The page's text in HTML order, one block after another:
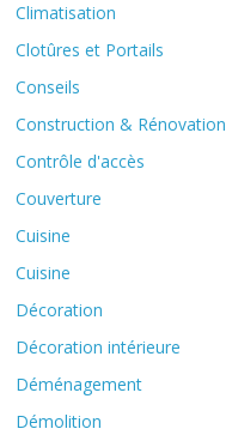
Climatisation
Clotûres et Portails
Conseils
Construction & Rénovation
Contrôle d'accès
Couverture
Cuisine
Cuisine
Décoration
Décoration intérieure
Déménagement
Démolition